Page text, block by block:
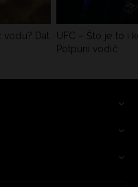
vodu? Dat
UFC – Što je to i
Potpuni vodič